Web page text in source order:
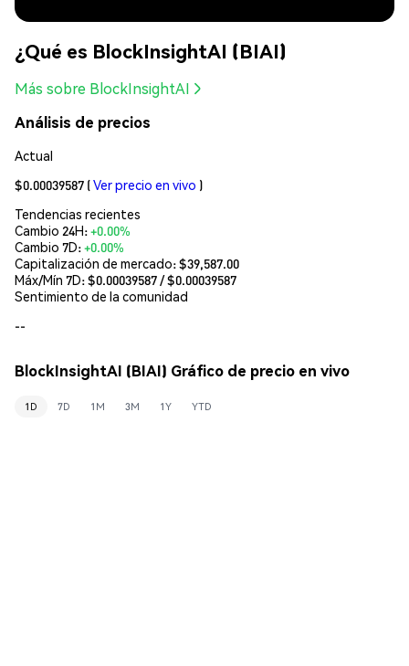
¿Qué es BlockInsightAI (BIAI)
Más sobre BlockInsightAI
Análisis de precios
Actual
$0.00039587 (Ver precio en vivo )
Tendencias recientes
Cambio 24H:+0.00%
Cambio 7D:+0.00%
Capitalización de mercado:$39,587.00
Máx/Mín 7D: $0.00039587/ $0.00039587
Sentimiento de la comunidad
--
BlockInsightAI (BIAI) Gráfico de precio en vivo
1D 7D 1M 3M 1Y YTD